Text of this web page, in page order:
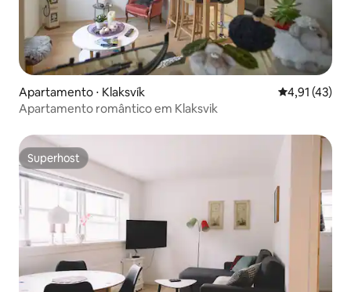
Apartamento ⋅ Klaksvík 4,91 de uma
4,91 (43)
Apartamento romântico em Klaksvik
Superhost
Superhost